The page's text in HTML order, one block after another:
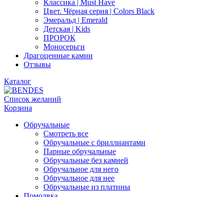
Классика | Must Have
Цвет. Чёрная серия | Colors Black
Эмеральд | Emerald
Детская | Kids
ПРОРОК
Моносерьги
Драгоценные камни
Отзывы
Каталог
Список желаний
Корзина
Обручальные
Смотреть все
Обручальные с бриллиантами
Парные обручальные
Обручальные без камней
Обручальное для него
Обручальное для нее
Обручальные из платины